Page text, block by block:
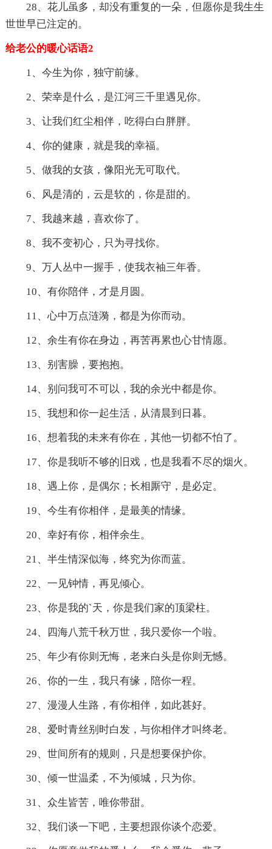
28、花儿虽多，却没有重复的一朵，但愿你是我生生
世世早已注定的。
给老公的暖心话语2
1、今生为你，独守前缘。
2、荣幸是什么，是江河三千里遇见你。
3、让我们红尘相伴，吃得白白胖胖。
4、你的健康，就是我的幸福。
5、做我的女孩，像阳光无可取代。
6、风是清的，云是软的，你是甜的。
7、我越来越，喜欢你了。
8、我不变初心，只为寻找你。
9、万人丛中一握手，使我衣袖三年香。
10、有你陪伴，才是月圆。
11、心中万点涟漪，都是为你而动。
12、余生有你在身边，再苦再累也心甘情愿。
13、别害臊，要抱抱。
14、别问我可不可以，我的余光中都是你。
15、我想和你一起生活，从清晨到日暮。
16、想着我的未来有你在，其他一切都不怕了。
17、你是我听不够的旧戏，也是我看不尽的烟火。
18、遇上你，是偶尔；长相厮守，是必定。
19、今生有你相伴，是最美的情缘。
20、幸好有你，相伴余生。
21、半生情深似海，终究为你而蓝。
22、一见钟情，再见倾心。
23、你是我的`天，你是我们家的顶梁柱。
24、四海八荒千秋万世，我只爱你一个啦。
25、年少有你则无悔，老来白头是你则无憾。
26、你的一生，我只有缘，陪你一程。
27、漫漫人生路，有你相伴，如此甚好。
28、爱时青丝别时白发，与你相伴才叫终老。
29、世间所有的规则，只是想要保护你。
30、倾一世温柔，不为倾城，只为你。
31、众生皆苦，唯你带甜。
32、我们谈一下吧，主要想跟你谈个恋爱。